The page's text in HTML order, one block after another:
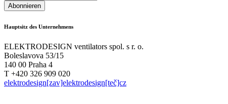
Hauptsitz des Unternehmens
ELEKTRODESIGN ventilators spol. s r. o.
Boleslavova 53/15
140 00 Praha 4
T +420 326 909 020
elektrodesign[zav]elektrodesign[teč]cz